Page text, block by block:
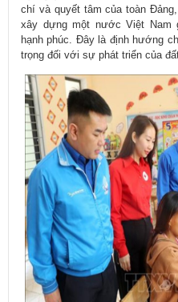
chí và quyết tâm của toàn
xây dựng một nước Việt Nam
hạnh phúc. Đây là định hướng
trọng đối với sự phát triển của